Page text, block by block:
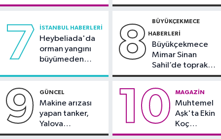
7 İSTANBUL HABERLERI
Heybeliada'da
orman yangını
büyümeden
8 BÜYÜKÇEKMECE
HABERLERI
Büyükçekmece
Mimar Sinan
Sahil’de toprak
kayması
9 GÜNCEL
Makine arızası
yapan tanker,
Yalova
Demirleme
10 MAGAZIN
Muhtemel
Aşk'ta Ekin
Koç
damgası